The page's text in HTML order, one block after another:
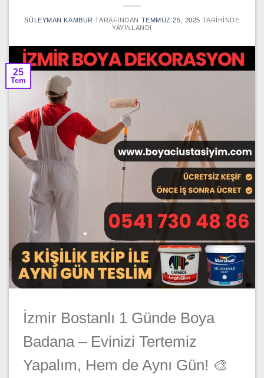
SÜLEYMAN KAMBUR TARAFINDAN TEMMUZ 25, 2025 TARIHINDE
YAYINLANDI
25
Tem
İzmir Bostanlı 1 Günde Boya
Badana – Evinizi Tertemiz
Yapalım, Hem de Aynı Gün! 🎨